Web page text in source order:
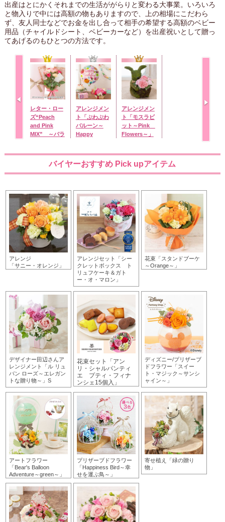
出産はとにかくそれまでの生活ががらりと変わる大事業。いろいろ
と物入りで中には高額の物もありますので、上の相場にこだわら
ず、友人同士などでお金を出し合って相手の希望する高額のベビー
用品（チャイルドシート、ベビーカーなど）を出産祝いとして贈っ
てあげるのもひとつの方法です。
レター・ロー
ズ“Peach
and Pink
MIX” ～バラ
アレンジメン
ト「ぷわぷわ
バルーン～
Happy
アレンジメン
ト「モスラビ
ット～Pink
Flowers～」
デザイナー田辺さん
アレンジメント「ル
リュバン ローズ～エ
レガントな贈り物
～」S
花束「コング
ラッツ・ブー
ケ」
バイヤーおすすめ Pick upアイテム
アレンジ
「サニー・オレンジ」
アレンジセット「シー
クレットボックス ト
リュフケーキ＆ガト
ー・オ・マロン」
花束「スタンドブーケ
～Orange～」
デザイナー田辺さんア
レンジメント「ル リュ
バン ローズ～エレガン
トな贈り物～」S
花束セット「アン
リ・シャルパンティ
エ プティ・フィナ
ンシェ15個入」
ディズニー/プリザーブ
ドフラワー「スイー
ト・マジック～サンシ
ャイン～」
アートフラワー
「Bear's Balloon
Adventure～green～」
プリザーブドフラワー
「Happiness Bird～幸
せを運ぶ鳥～」
寄せ植え「緑の贈り
物」